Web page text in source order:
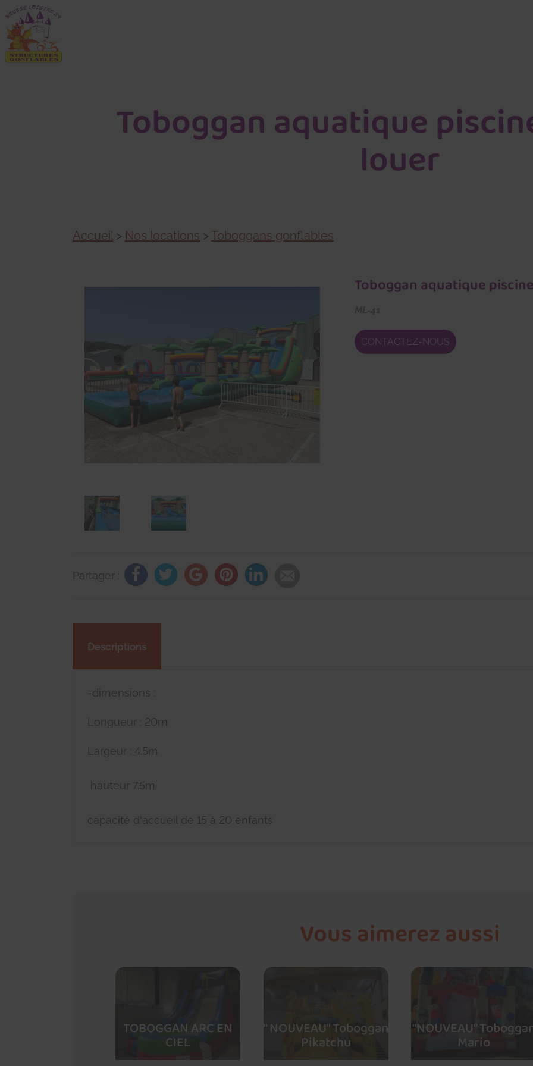
Toboggan aquatique
louer
Accueil > Nos locations > Toboggans gonflables
Toboggan aquatique
CONTACTEZ-NOUS
Partager :
Descriptions
-dimensions :
Longueur : 20m
Largeur : 4.5m
hauteur 7.5m
capacité d'accueil de 15 à 20 enfants
Vous aimerez aussi
TOBOGGAN ARC EN
CIEL
" NOUVEAU" Toboggan
Pikatchu
"NOUVEAU"
Mario